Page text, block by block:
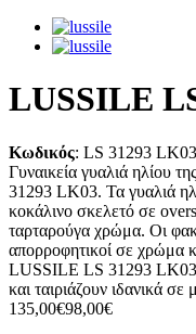
LUSSILE
Κωδικός: LS 31293
Γυναικεία γυαλιά ηλίου
31293 LK03. Τα γυαλιά
κοκάλινο σκελετό σε
ταρταρούγα χρώμα. Οι
απορροφητικοί σε χρώμα
LUSSILE LS 31293 LK03
και ταιριάζουν ιδανικά
135,00€98,00€